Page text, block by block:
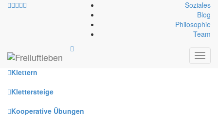
Soziales
Blog
Philosophie
Team
Canyoning
Klettern
Klettersteige
Kooperative Übungen